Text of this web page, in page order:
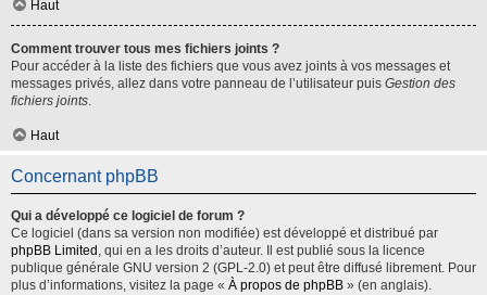
Haut
Comment trouver tous mes fichiers joints ?
Pour accéder à la liste des fichiers que vous avez joints à vos messages et
messages privés, allez dans votre panneau de l’utilisateur puis Gestion des
fichiers joints.
Haut
Concernant phpBB
Qui a développé ce logiciel de forum ?
Ce logiciel (dans sa version non modifiée) est développé et distribué par
phpBB Limited , qui en a les droits d’auteur. Il est publié sous la licence
publique générale GNU version 2 (GPL-2.0) et peut être diffusé librement. Pour
plus d’informations, visitez la page « À propos de phpBB » (en anglais).